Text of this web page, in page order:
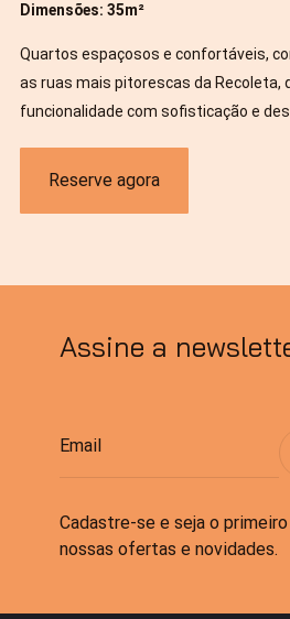
Dimensões: 35m²
Quartos espaçosos e confortáveis,
as ruas mais pitorescas da Recoleta,
funcionalidade com sofisticação e
Reserve agora
Assine a
Cadastre-se e seja o
nossas ofertas e novidades.